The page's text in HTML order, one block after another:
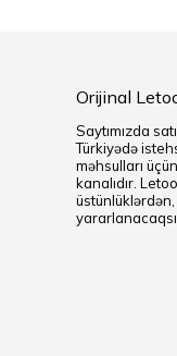
Orijinal
Saytımızda
Türkiyədə
məhsulları
kanalıdır.